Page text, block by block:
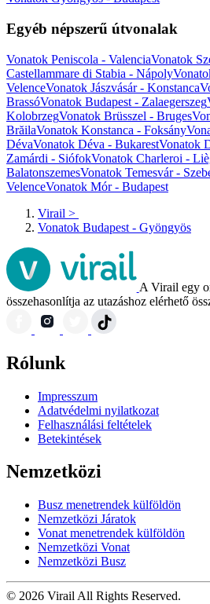
Egyéb népszerű útvonalak
Vonatok Peniscola - ValenciaVonatok
Castellammare di Stabia - Nápoly
VelenceVonatok Jászvásár - Konstanca
BrassóVonatok Budapest - Zalaegerszeg
KolobrzegVonatok Brüsszel - Bruges
BrăilaVonatok Konstanca - Foksány
DévaVonatok Déva - BukarestVonatok
Zamárdi - SiófokVonatok Charleroi -
BalatonszemesVonatok Temesvár -
VelenceVonatok Mór - Budapest
Virail >
Vonatok Budapest - Gyöngyös
A Virail egy
összehasonlítja az utazáshoz elérhető
Rólunk
Impresszum
Adatvédelmi nyilatkozat
Felhasználási feltételek
Betekintések
Nemzetközi
Busz menetrendek külföldön
Nemzetközi Járatok
Vonat menetrendek külföldön
Nemzetközi Vonat
Nemzetközi Busz
© 2026 Virail All Rights Reserved.